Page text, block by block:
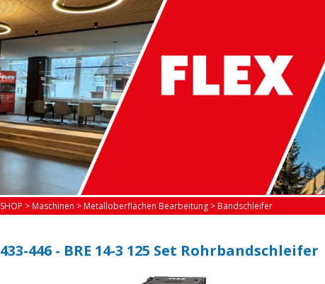
SHOP > Maschinen > Metalloberflächen Bearbeitung > Bandschleifer
433-446 - BRE 14-3 125 Set Rohrbandschleifer